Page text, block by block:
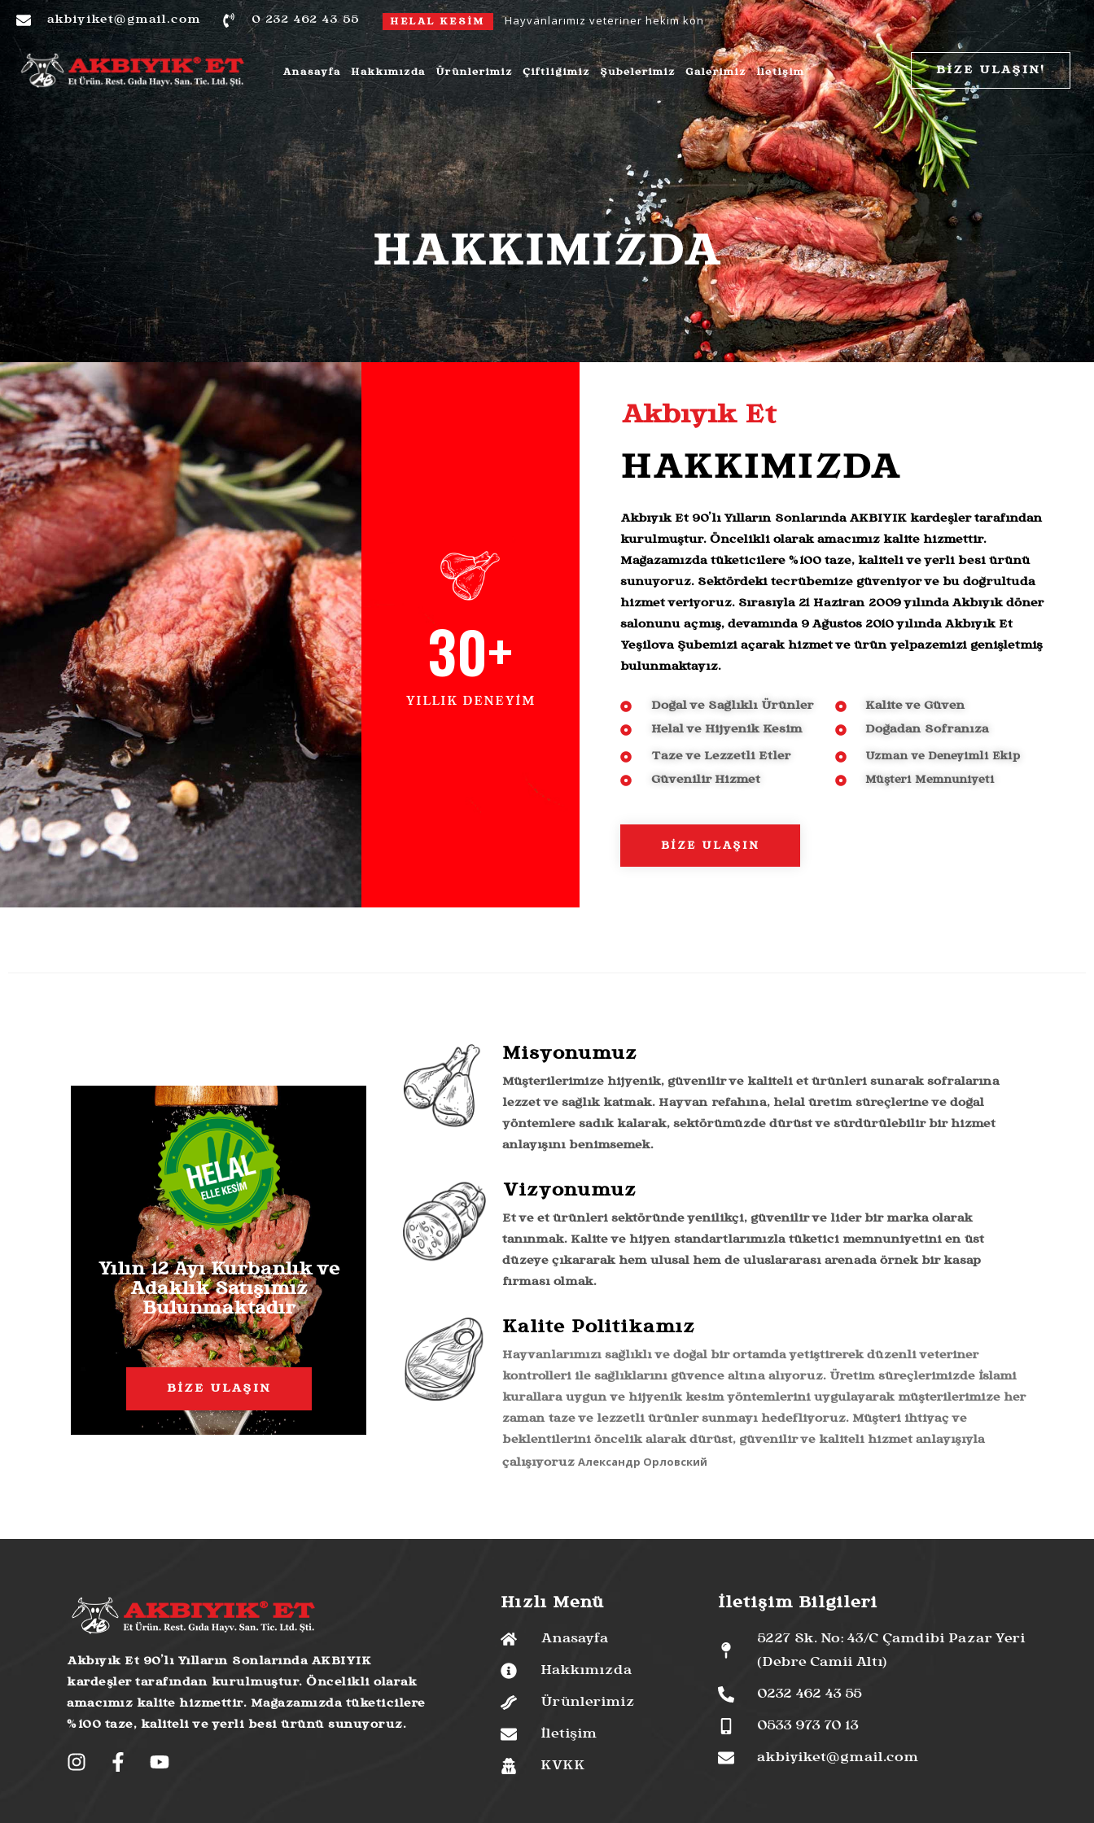
akbiyiket@gmail.com 0 232 462 43 55HELAL KESİM Hayvanlarımız veteriner hekim kontrolünde yetiştirilerek İSLAMİ kurallara uygun olarak kesilmektedir.
Anasayfa Hakkımızda Ürünlerimiz Çiftliğimiz Şubelerimiz Galerimiz İletişim BİZE ULAŞIN!
HAKKIMIZDA
YILLIK DENEYİM
30+
Akbıyık Et
HAKKIMIZDA
Akbıyık Et 90’lı Yılların Sonlarında AKBIYIK kardeşler tarafından
kurulmuştur. Öncelikli olarak amacımız kalite hizmettir.
Mağazamızda tüketicilere %100 taze, kaliteli ve yerli besi ürünü
sunuyoruz. Sektördeki tecrübemize güveniyor ve bu doğrultuda
hizmet veriyoruz. Sırasıyla 21 Haziran 2009 yılında Akbıyık döner
salonunu açmış, devamında 9 Ağustos 2010 yılında Akbıyık Et
Yeşilova Şubemizi açarak hizmet ve ürün yelpazemizi genişletmiş
bulunmaktayız.
Doğal ve Sağlıklı Ürünler
Helal ve Hijyenik Kesim
Taze ve Lezzetli Etler
Güvenilir Hizmet
Kalite ve Güven
Doğadan Sofranıza
Uzman ve Deneyimli Ekip
Müşteri Memnuniyeti
BİZE ULAŞIN
Yılın 12 Ayı Kurbanlık ve
Adaklık Satışımız
Bulunmaktadır
BİZE ULAŞIN
Misyonumuz
Müşterilerimize hijyenik, güvenilir ve kaliteli et ürünleri sunarak sofralarına
lezzet ve sağlık katmak. Hayvan refahına, helal üretim süreçlerine ve doğal
yöntemlere sadık kalarak, sektörümüzde dürüst ve sürdürülebilir bir hizmet
anlayışını benimsemek.
Vizyonumuz
Et ve et ürünleri sektöründe yenilikçi, güvenilir ve lider bir marka olarak
tanınmak. Kalite ve hijyen standartlarımızla tüketici memnuniyetini en üst
düzeye çıkararak hem ulusal hem de uluslararası arenada örnek bir kasap
firması olmak.
Kalite Politikamız
Hayvanlarımızı sağlıklı ve doğal bir ortamda yetiştirerek düzenli veteriner
kontrolleri ile sağlıklarını güvence altına alıyoruz. Üretim süreçlerimizde İslami
kurallara uygun ve hijyenik kesim yöntemlerini uygulayarak müşterilerimize her
zaman taze ve lezzetli ürünler sunmayı hedefliyoruz. Müşteri ihtiyaç ve
beklentilerini öncelik alarak dürüst, güvenilir ve kaliteli hizmet anlayışıyla
çalışıyoruz Александр Орловский
Akbıyık Et 90’lı Yılların Sonlarında AKBIYIK
kardeşler tarafından kurulmuştur. Öncelikli olarak
amacımız kalite hizmettir. Mağazamızda tüketicilere
%100 taze, kaliteli ve yerli besi ürünü sunuyoruz.
Hızlı Menü
Anasayfa
Hakkımızda
Ürünlerimiz
İletişim
KVKK
İletişim Bilgileri
5227 Sk. No: 43/C Çamdibi Pazar Yeri
(Debre Camii Altı)
0232 462 43 55
0533 973 70 13
akbiyiket@gmail.com